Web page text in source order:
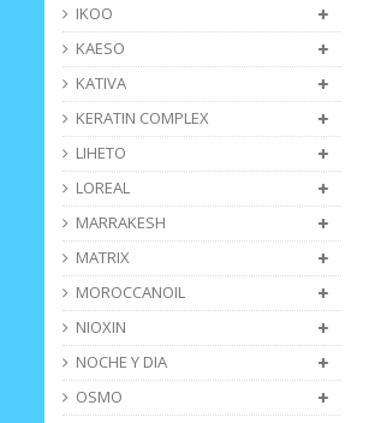
IKOO
KAESO
KATIVA
KERATIN COMPLEX
LIHETO
LOREAL
MARRAKESH
MATRIX
MOROCCANOIL
NIOXIN
NOCHE Y DIA
OSMO